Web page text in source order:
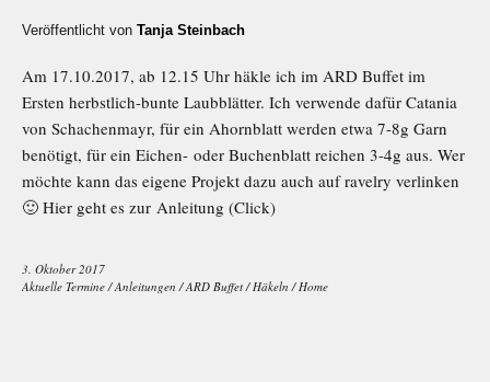
Veröffentlicht von Tanja Steinbach
Am 17.10.2017, ab 12.15 Uhr häkle ich im ARD Buffet im
Ersten herbstlich-bunte Laubblätter. Ich verwende dafür Catania
von Schachenmayr, für ein Ahornblatt werden etwa 7-8g Garn
benötigt, für ein Eichen- oder Buchenblatt reichen 3-4g aus. Wer
möchte kann das eigene Projekt dazu auch auf ravelry verlinken
🙂 Hier geht es zur Anleitung (Click)
3. Oktober 2017
Aktuelle Termine/Anleitungen /ARD Buffet/Häkeln /Home